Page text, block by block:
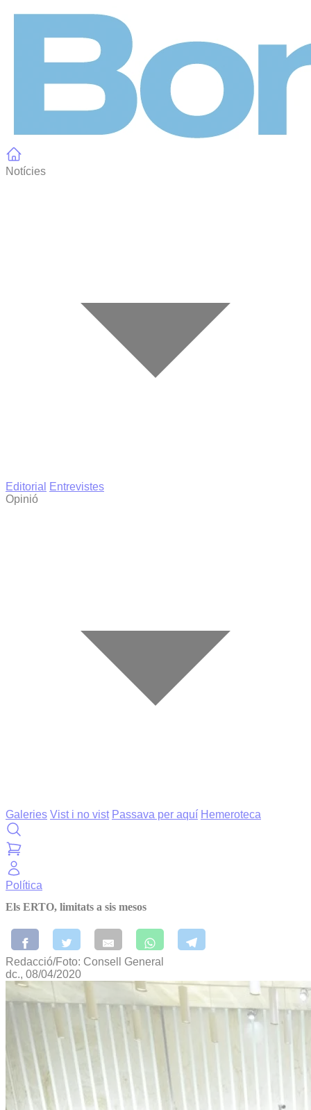
Notícies
Editorial
Entrevistes
Opinió
Galeries Vist i no vist Passava per aquí Hemeroteca
Política
Els ERTO, limitats a sis mesos
Redacció/Foto: Consell General
dc., 08/04/2020